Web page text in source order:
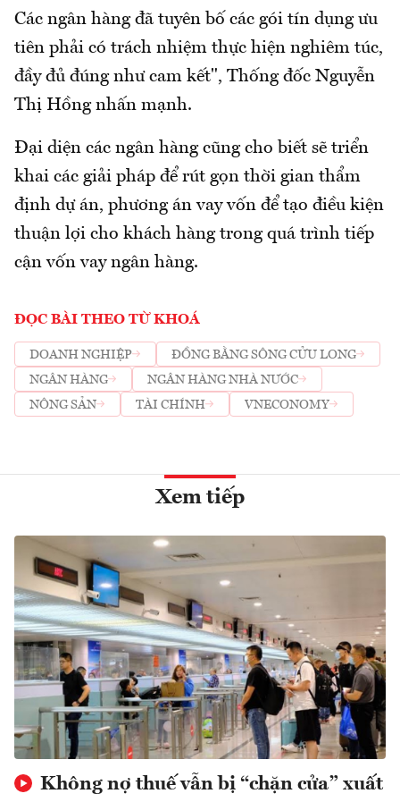
Các ngân hàng đã tuyên bố các gói tín dụng ưu
tiên phải có trách nhiệm thực hiện nghiêm túc,
đầy đủ đúng như cam kết", Thống đốc Nguyễn
Thị Hồng nhấn mạnh.
Đại diện các ngân hàng cũng cho biết sẽ triển
khai các giải pháp để rút gọn thời gian thẩm
định dự án, phương án vay vốn để tạo điều kiện
thuận lợi cho khách hàng trong quá trình tiếp
cận vốn vay ngân hàng.
ĐỌC BÀI THEO TỪ KHOÁ
DOANH NGHIỆP
ĐỒNG BẰNG SÔNG CỬU LONG
NGÂN HÀNG
NGÂN HÀNG NHÀ NƯỚC
NÔNG SẢN
TÀI CHÍNH VNECONOMY
Xem tiếp
Không nợ thuế vẫn bị “chặn cửa” xuất